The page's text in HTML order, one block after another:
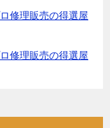
修理販売の得選屋
修理販売の得選屋